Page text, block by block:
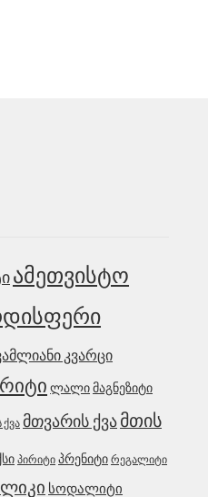
ამეთვისტო
კვარცი
ლალიმაგნეზიტი
ქვა მთვარის ქვამთის
პირიტი პრენიტი რეგალიტი
სოდალიტი